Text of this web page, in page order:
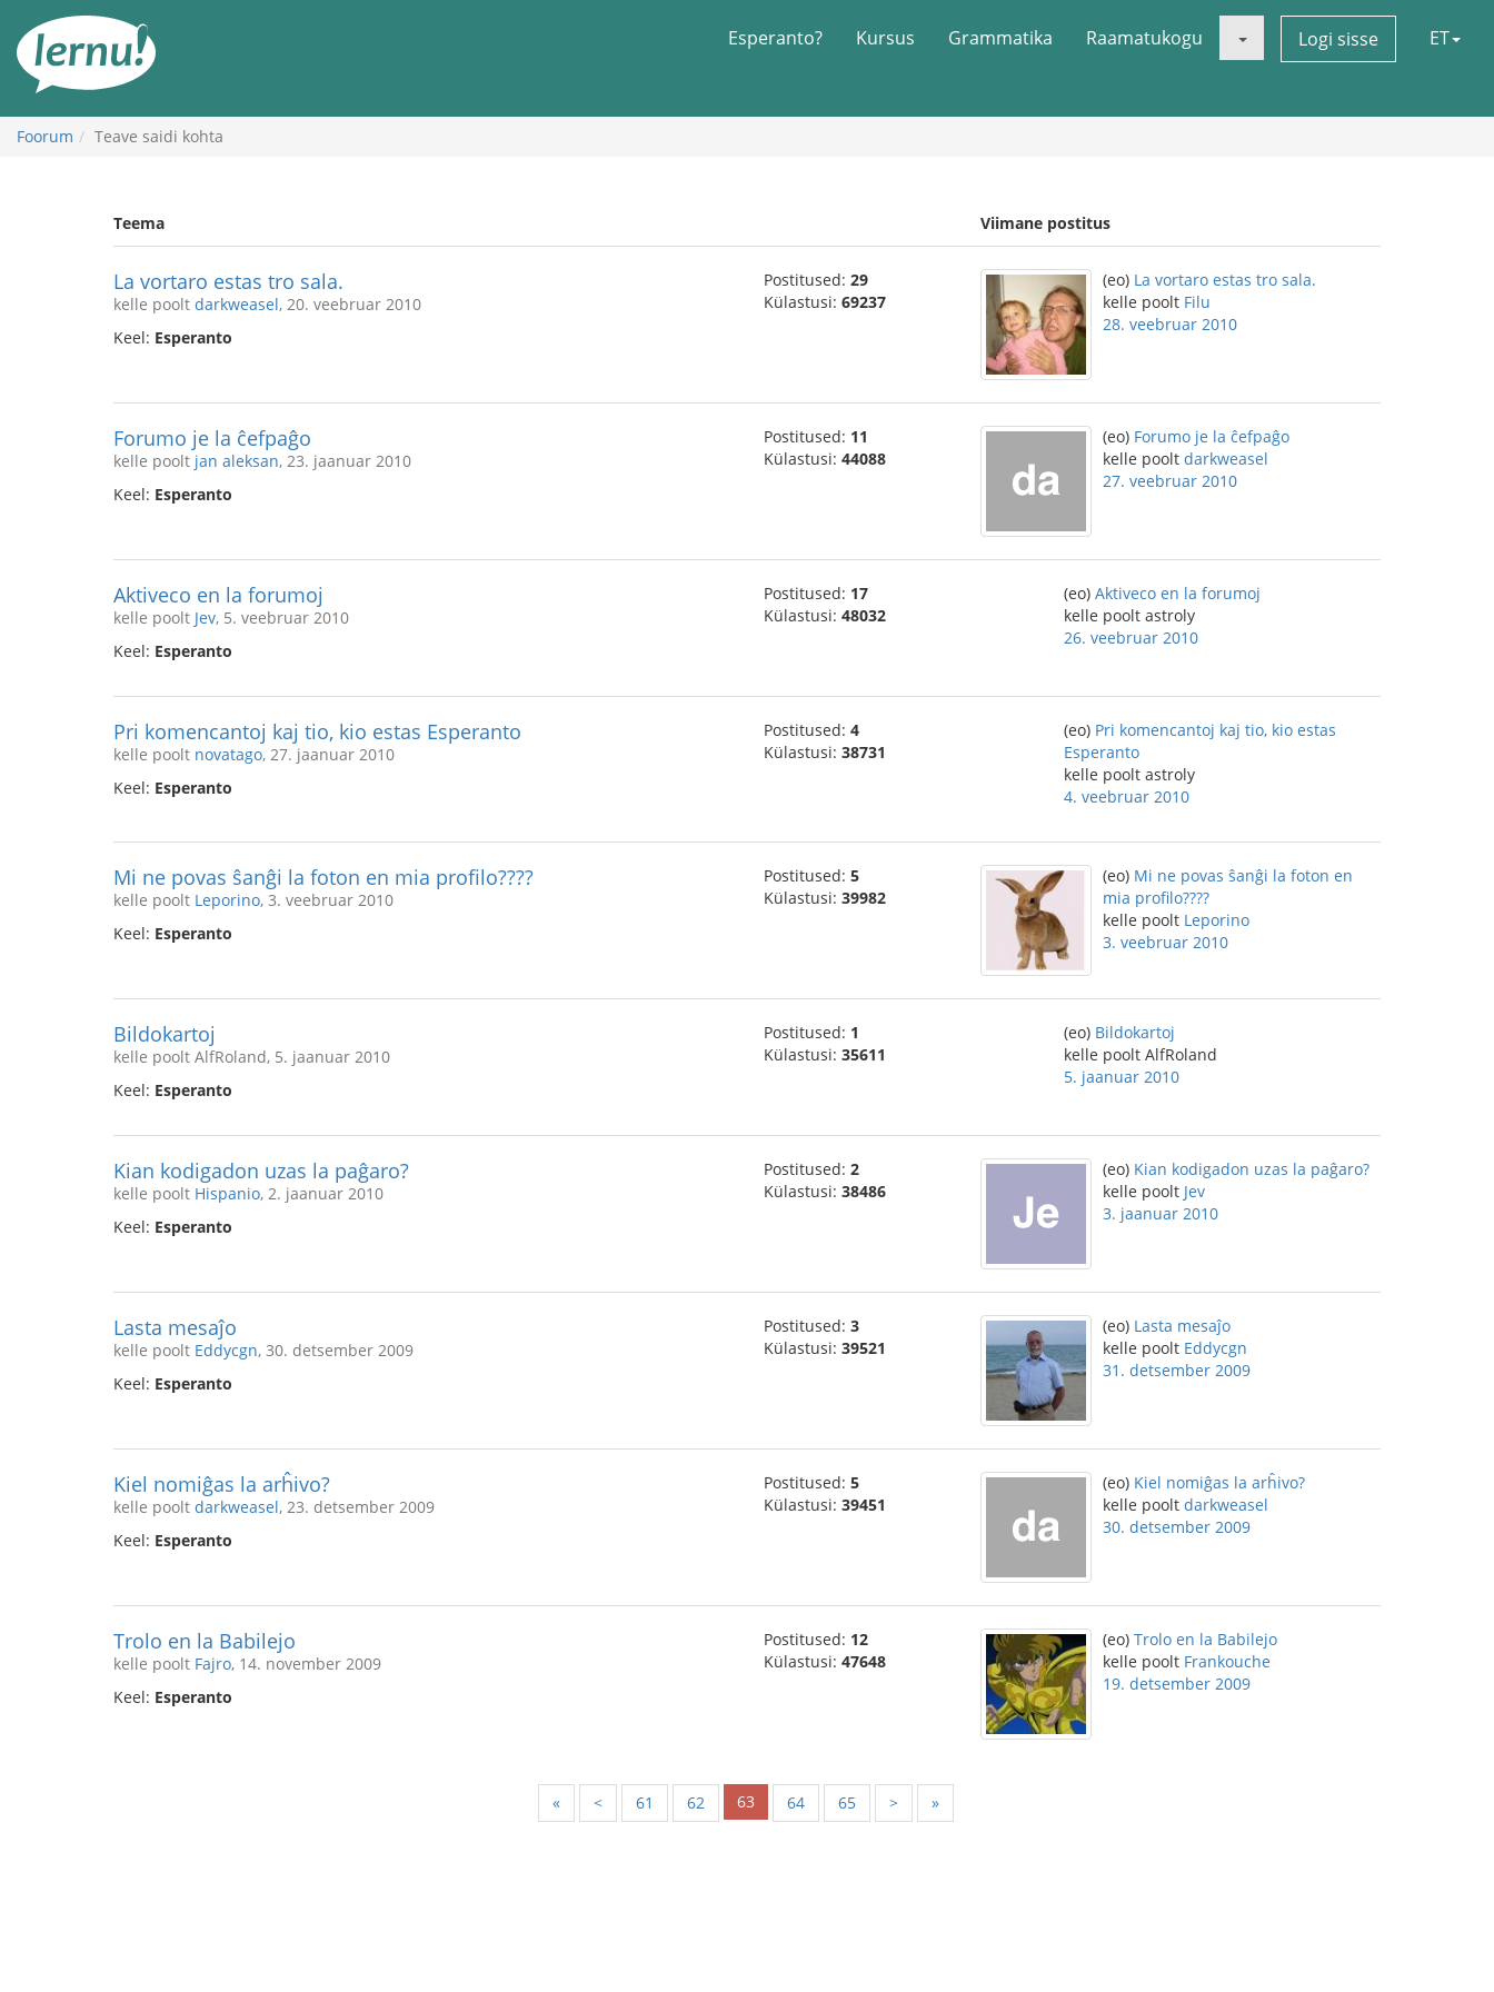
juurde
Esperanto? Kursus Grammatika Raamatukogu Logi sisse ET
Foorum Teave saidi kohta
Teema Viimane postitus
La vortaro estas tro sala.
kelle poolt darkweasel, 20. veebruar 2010
Keel: Esperanto
Postitused: 29
Külastusi: 69237
(eo) La vortaro estas tro sala.
kelle poolt Filu
28. veebruar 2010
Forumo je la ĉefpaĝo
kelle poolt jan aleksan, 23. jaanuar 2010
Keel: Esperanto
Postitused: 11
Külastusi: 44088
(eo) Forumo je la ĉefpaĝo
kelle poolt darkweasel
27. veebruar 2010
Aktiveco en la forumoj
kelle poolt Jev, 5. veebruar 2010
Keel: Esperanto
Postitused: 17
Külastusi: 48032
(eo) Aktiveco en la forumoj
kelle poolt astroly
26. veebruar 2010
Pri komencantoj kaj tio, kio estas Esperanto
kelle poolt novatago, 27. jaanuar 2010
Keel: Esperanto
Postitused: 4
Külastusi: 38731
(eo) Pri komencantoj kaj tio, kio estas
Esperanto
kelle poolt astroly
4. veebruar 2010
Mi ne povas ŝanĝi la foton en mia profilo????
kelle poolt Leporino, 3. veebruar 2010
Keel: Esperanto
Postitused: 5
Külastusi: 39982
(eo) Mi ne povas ŝanĝi la foton en
mia profilo????
kelle poolt Leporino
3. veebruar 2010
Bildokartoj
kelle poolt AlfRoland, 5. jaanuar 2010
Keel: Esperanto
Postitused: 1
Külastusi: 35611
(eo) Bildokartoj
kelle poolt AlfRoland
5. jaanuar 2010
Kian kodigadon uzas la paĝaro?
kelle poolt Hispanio, 2. jaanuar 2010
Keel: Esperanto
Postitused: 2
Külastusi: 38486
(eo) Kian kodigadon uzas la paĝaro?
kelle poolt Jev
3. jaanuar 2010
Lasta mesaĵo
kelle poolt Eddycgn, 30. detsember 2009
Keel: Esperanto
Postitused: 3
Külastusi: 39521
(eo) Lasta mesaĵo
kelle poolt Eddycgn
31. detsember 2009
Kiel nomiĝas la arĥivo?
kelle poolt darkweasel, 23. detsember 2009
Keel: Esperanto
Postitused: 5
Külastusi: 39451
(eo) Kiel nomiĝas la arĥivo?
kelle poolt darkweasel
30. detsember 2009
Trolo en la Babilejo
kelle poolt Fajro, 14. november 2009
Keel: Esperanto
Postitused: 12
Külastusi: 47648
(eo) Trolo en la Babilejo
kelle poolt Frankouche
19. detsember 2009
« < 61 62 63 64 65 > »